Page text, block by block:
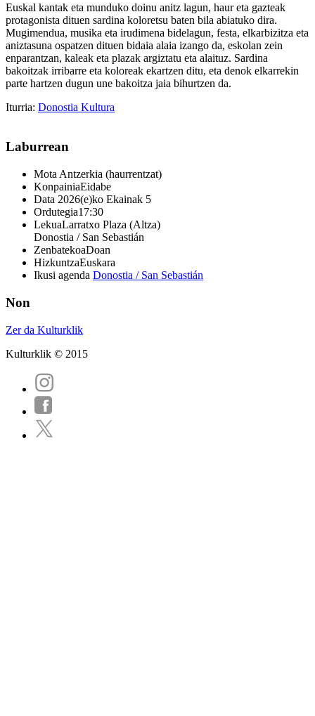
Euskal kantak eta munduko doinu anitz lagun, haur eta gazteak
protagonista dituen sardina koloretsu baten bila abiatuko dira.
Mugimendua, musika eta irudimena bidelagun, festa, elkarbizitza eta
aniztasuna ospatzen dituen bidaia alaia izango da, eskolan zein
enparantzan, kaleak eta plazak argiztatu eta alaituz. Sardina
bakoitzak irribarre eta koloreak ekartzen ditu, eta denok elkarrekin
parte hartzen dugun une bakoitza jaia bihurtzen da.
Iturria: Donostia Kultura
Laburrean
Mota Antzerkia (haurrentzat)
KonpainiaEidabe
Data 2026(e)ko Ekainak 5
Ordutegia17:30
LekuaLarratxo Plaza (Altza)
Donostia / San Sebastián
ZenbatekoaDoan
HizkuntzaEuskara
Ikusi agenda Donostia / San Sebastián
Non
Zer da Kulturklik
Kulturklik © 2015